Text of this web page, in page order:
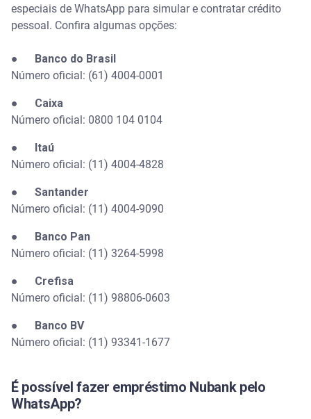
especiais de WhatsApp para simular e contratar crédito
pessoal. Confira algumas opções:
●
Banco do Brasil
Número oficial: (61) 4004-0001
● Caixa
Número oficial: 0800 104 0104
●
Itaú
Número oficial: (11) 4004-4828
● Santander
Número oficial: (11) 4004-9090
●
Banco Pan
Número oficial: (11) 3264-5998
● Crefisa
Número oficial: (11) 98806-0603
●
Banco BV
Número oficial: (11) 93341-1677
É possível fazer empréstimo Nubank pelo
WhatsApp?